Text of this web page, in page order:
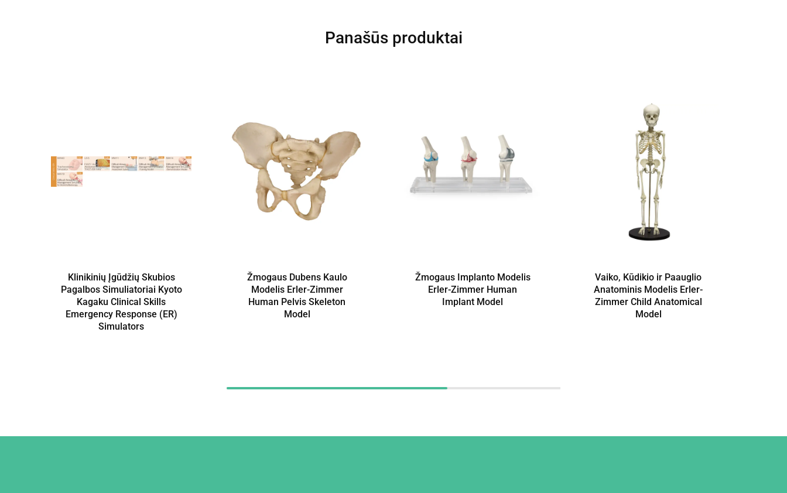
Panašūs produktai
Klinikinių Įgūdžių Skubios
Pagalbos Simuliatoriai Kyoto
Kagaku Clinical Skills
Emergency Response (ER)
Simulators
Žmogaus Dubens Kaulo
Modelis Erler-Zimmer
Human Pelvis Skeleton
Model
Žmogaus Implanto Modelis
Erler-Zimmer Human
Implant Model
Vaiko, Kūdikio ir Paauglio
Anatominis Modelis Erler-
Zimmer Child Anatomical
Model